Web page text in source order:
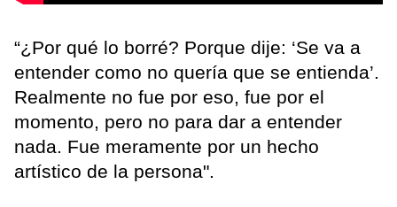
“¿Por qué lo borré? Porque dije: ‘Se va a
entender como no quería que se entienda’.
Realmente no fue por eso, fue por el
momento, pero no para dar a entender
nada. Fue meramente por un hecho
artístico de la persona".